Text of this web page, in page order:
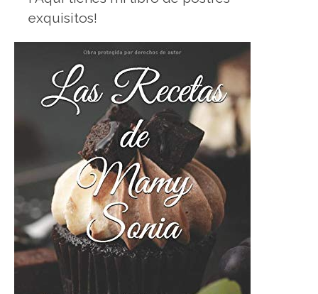
exquisitos!